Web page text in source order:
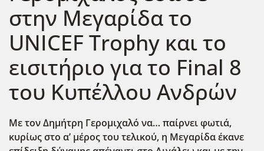
στην Μεγαρίδα το
UNICEF Trophy και το
εισιτήριο για το Final 8
του Κυπέλλου Ανδρών
Με τον Δημήτρη Γερομιχαλό να… παίρνει φωτιά,
κυρίως στο α’ μέρος του τελικού, η Μεγαρίδα έκανε